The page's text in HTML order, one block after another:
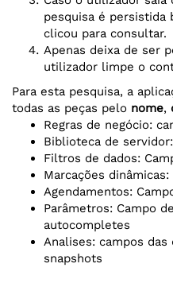
pesquisa é persistida
clicou para consultar.
Apenas deixa de ser
utilizador limpe o
Para esta pesquisa, a
todas as peças pelo nome,
Regras de negócio:
Biblioteca de
Filtros de dados:
Marcações
Agendamentos:
Parâmetros: Campo
autocompletes
Analises: campos
snapshots